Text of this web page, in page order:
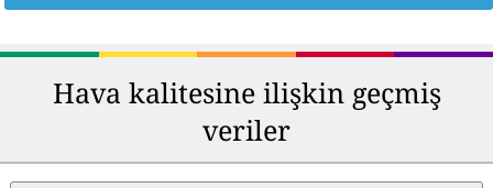
Hava kalitesine ilişkin geçmiş
veriler